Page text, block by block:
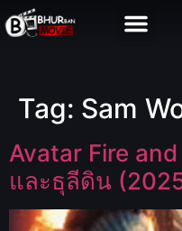
Tag: Sam
Avatar Fire
และธุลีดิน